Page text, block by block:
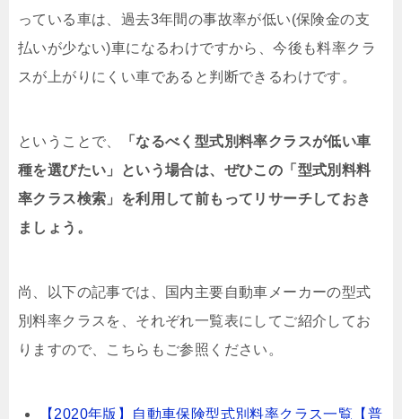
っている車は、過去3年間の事故率が低い(保険金の支
払いが少ない)車になるわけですから、今後も料率クラ
スが上がりにくい車であると判断できるわけです。
ということで、
「なるべく型式別料率クラスが低い車
種を選びたい」という場合は、ぜひこの「型式別料料
率クラス検索」を利用して前もってリサーチしておき
ましょう。
尚、以下の記事では、国内主要自動車メーカーの型式
別料率クラスを、それぞれ一覧表にしてご紹介してお
りますので、こちらもご参照ください。
【2020年版】自動車保険型式別料率クラス一覧【普